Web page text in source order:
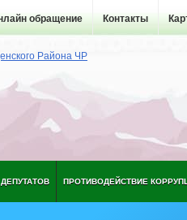
обращение Контакты
ПРОТИВОДЕЙСТВИЕ